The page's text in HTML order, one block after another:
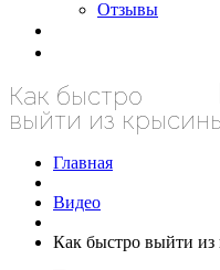
Отзывы
Как быстро
выйти из
Главная
Видео
Как быстро выйти из